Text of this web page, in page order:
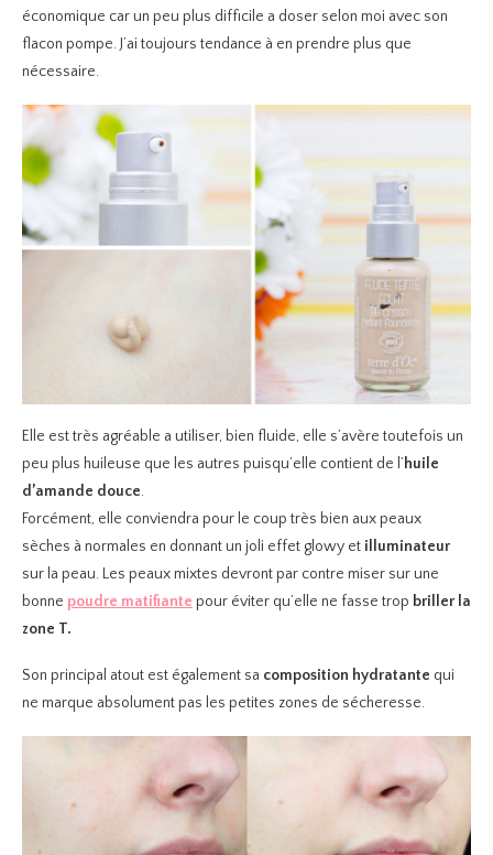
économique car un peu plus difficile a doser selon moi avec son
flacon pompe. J’ai toujours tendance à en prendre plus que
nécessaire.
Elle est très agréable a utiliser, bien fluide, elle s’avère toutefois un
peu plus huileuse que les autres puisqu’elle contient de l’huile
d’amande douce.
Forcément, elle conviendra pour le coup très bien aux peaux
sèches à normales en donnant un joli effet glowy et illuminateur
sur la peau. Les peaux mixtes devront par contre miser sur une
bonne poudre matifiante pour éviter qu’elle ne fasse trop briller la
zone T.
Son principal atout est également sa composition hydratante qui
ne marque absolument pas les petites zones de sécheresse.